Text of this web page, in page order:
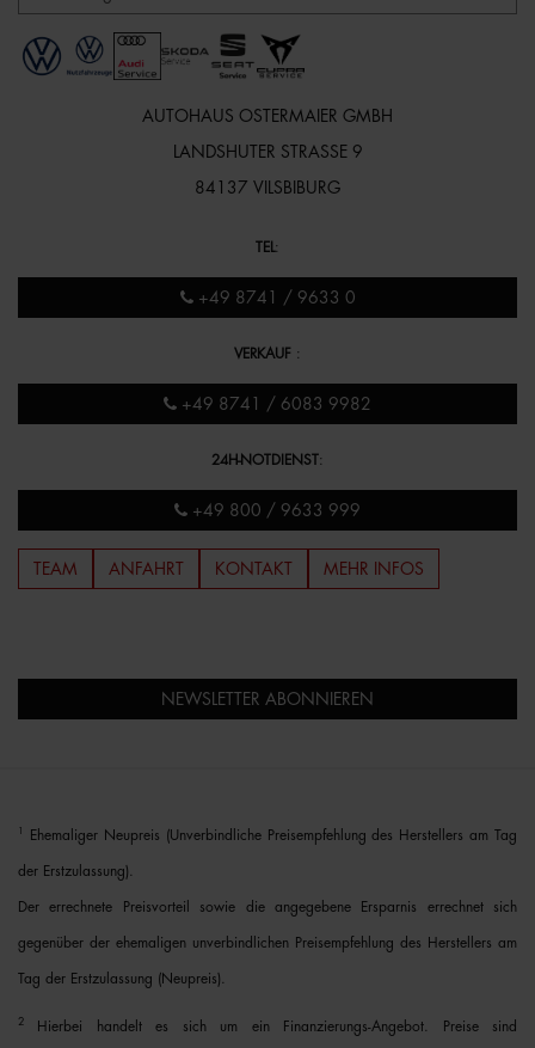
AUTOHAUS OSTERMAIER GMBH
LANDSHUTER STRASSE 9
84137 VILSBIBURG
TEL :
+49 8741 / 9633 0
VERKAUF :
+49 8741 / 6083 9982
24H-NOTDIENST:
+49 800 / 9633 999
TEAM ANFAHRT KONTAKT MEHR INFOS
NEWSLETTER ABONNIEREN
Ehemaliger Neupreis (Unverbindliche Preisempfehlung des Herstellers am Tag
der Erstzulassung).
Der errechnete Preisvorteil sowie die angegebene Ersparnis errechnet sich
gegenüber der ehemaligen unverbindlichen Preisempfehlung des Herstellers am
Tag der Erstzulassung (Neupreis).
2 Hierbei handelt es sich um ein Finanzierungs-Angebot. Preise sind